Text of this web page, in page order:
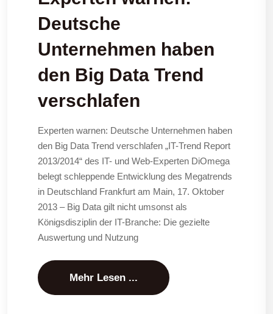
Deutsche
Unternehmen haben
den Big Data Trend
verschlafen
Experten warnen: Deutsche Unternehmen haben
den Big Data Trend verschlafen „IT-Trend Report
2013/2014“ des IT- und Web-Experten DiOmega
belegt schleppende Entwicklung des Megatrends
in Deutschland Frankfurt am Main, 17. Oktober
2013 – Big Data gilt nicht umsonst als
Königsdisziplin der IT-Branche: Die gezielte
Auswertung und Nutzung
Mehr Lesen ...